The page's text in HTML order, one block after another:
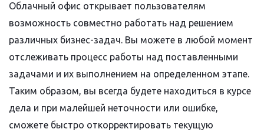
Облачный офис открывает пользователям
возможность совместно работать над решением
различных бизнес-задач. Вы можете в любой момент
отслеживать процесс работы над поставленными
задачами и их выполнением на определенном этапе.
Таким образом, вы всегда будете находиться в курсе
дела и при малейшей неточности или ошибке,
сможете быстро откорректировать текущую